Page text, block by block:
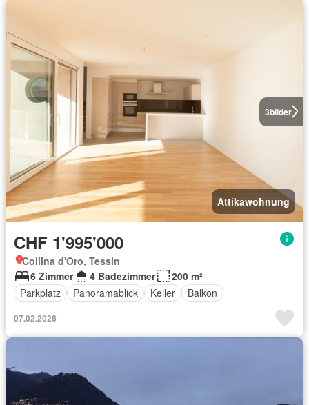
3bilder
Attikawohnung
CHF 1'995'000
Collina d'Oro, Tessin
6 Zimmer
4 Badezimmer
200 m²
Parkplatz
Panoramablick Keller Balkon
07.02.2026